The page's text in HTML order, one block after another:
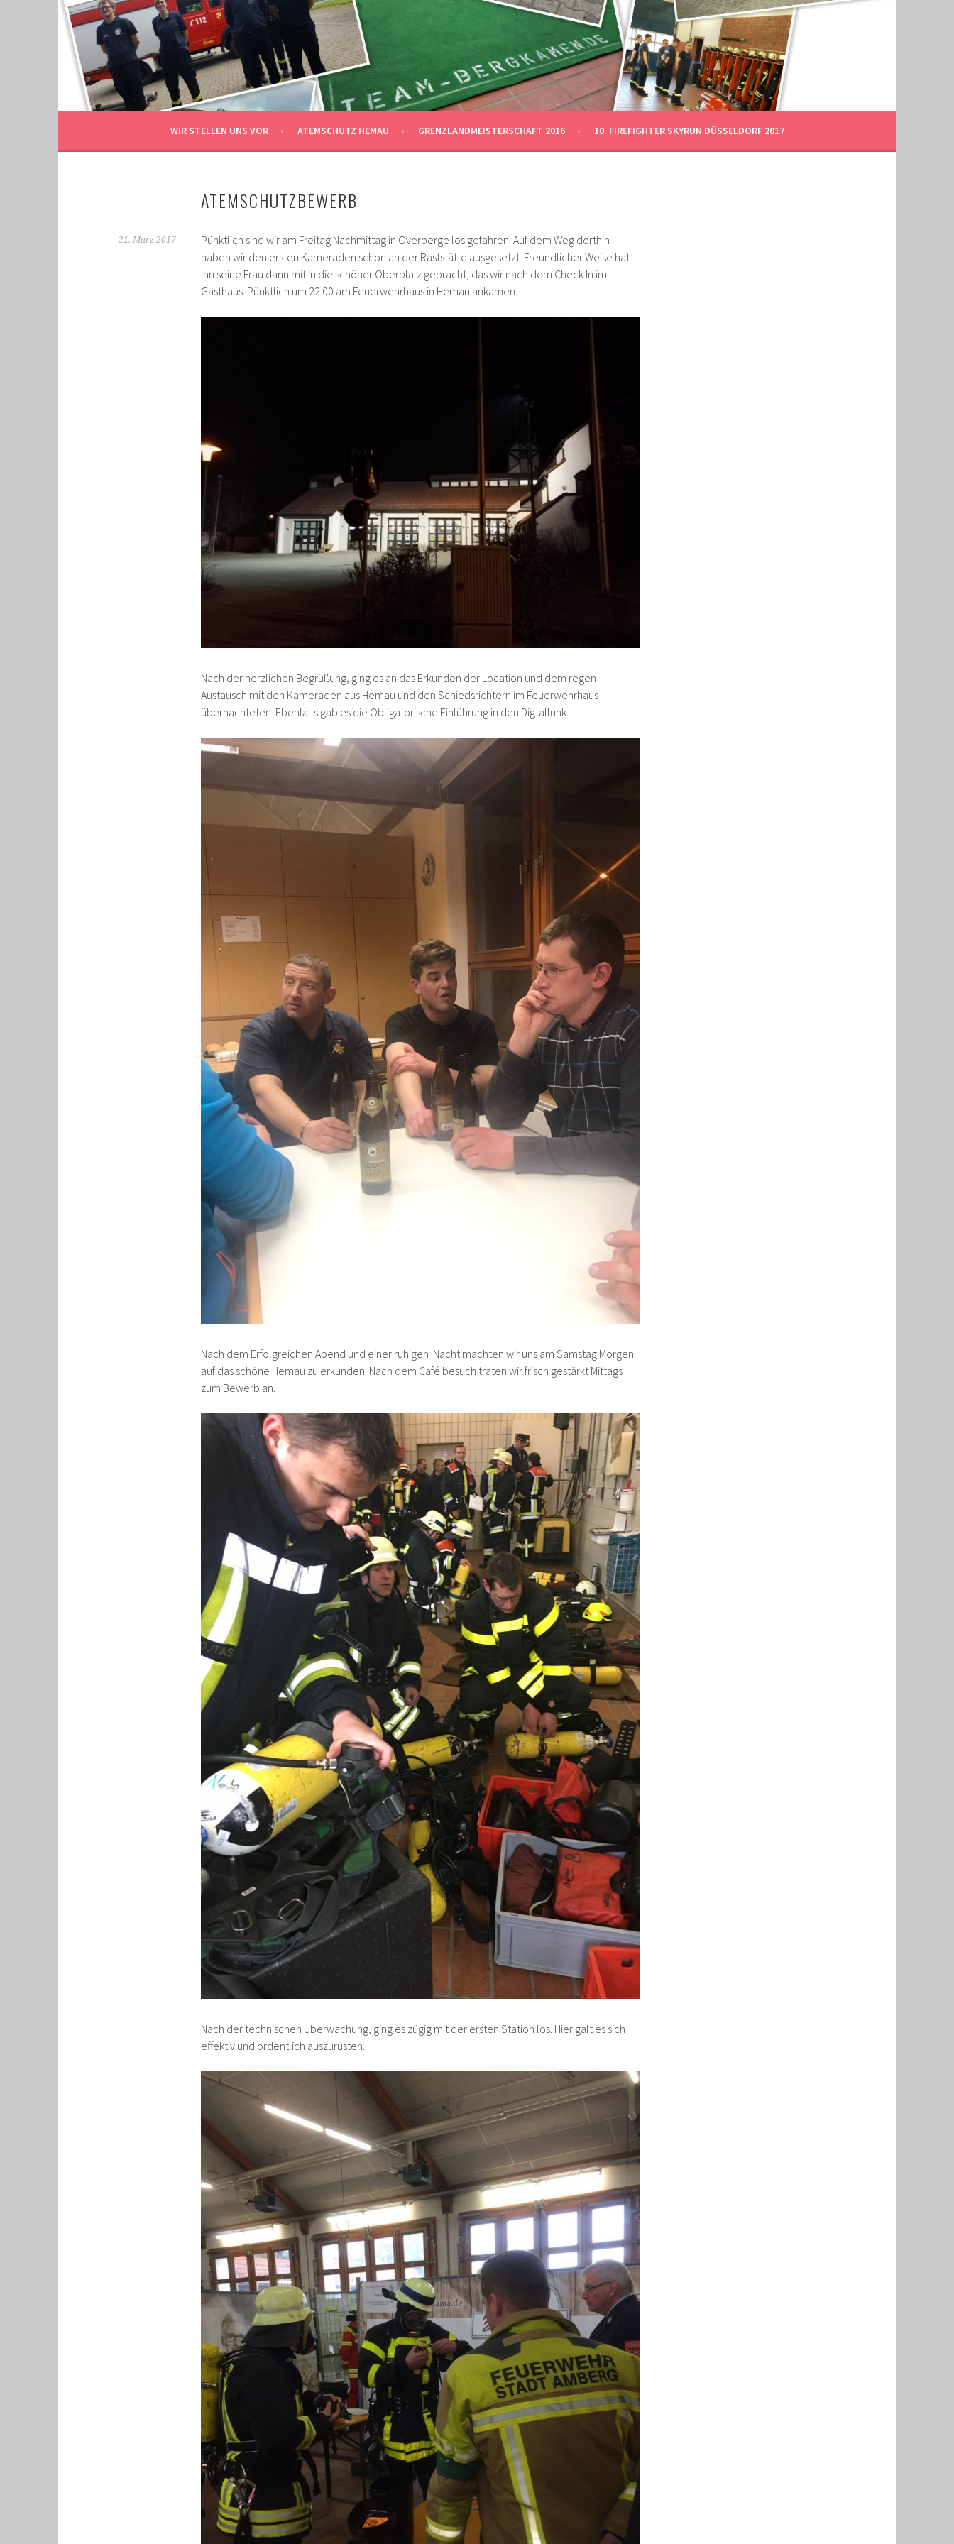
Springe
zum
Inhalt
GRENZLANDMEISTERSCHAFT 2016
GESCHICHTEN DER BEWERBSGRUPPE BERGKAMEN
WIR STELLEN UNS VOR ATEMSCHUTZ HEMAU GRENZLANDMEISTERSCHAFT 2016 10. FIREFIGHTER SKYRUN DÜSSELDORF 2017
ATEMSCHUTZBEWERB
21. März 2017
Pünktlich sind wir am Freitag Nachmittag in Overberge los gefahren. Auf dem Weg dorthin
haben wir den ersten Kameraden schon an der Raststätte ausgesetzt. Freundlicher Weise hat
Ihn seine Frau dann mit in die schöner Oberpfalz gebracht, das wir nach dem Check In im
Gasthaus. Pünktlich um 22:00 am Feuerwehrhaus in Hemau ankamen.
Nach der herzlichen Begrüßung, ging es an das Erkunden der Location und dem regen
Austausch mit den Kameraden aus Hemau und den Schiedsrichtern im Feuerwehrhaus
übernachteten. Ebenfalls gab es die Obligatorische Einführung in den Digtalfunk.
Nach dem Erfolgreichen Abend und einer ruhigen Nacht machten wir uns am Samstag Morgen
auf das schöne Hemau zu erkunden. Nach dem Café besuch traten wir frisch gestärkt Mittags
zum Bewerb an.
Nach der technischen Überwachung, ging es zügig mit der ersten Station los. Hier galt es sich
effektiv und ordentlich auszurüsten.